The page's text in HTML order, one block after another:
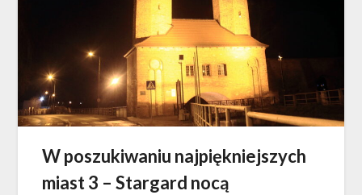
W poszukiwaniu najpiękniejszych
miast 3 – Stargard nocą